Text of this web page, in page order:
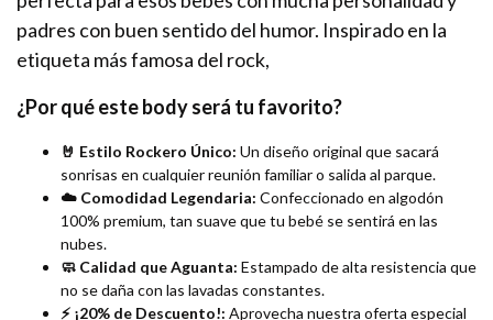
padres con buen sentido del humor. Inspirado en la
etiqueta más famosa del rock,
¿Por qué este body será tu favorito?
🤘 Estilo Rockero Único: Un diseño original que sacará
sonrisas en cualquier reunión familiar o salida al parque.
☁️ Comodidad Legendaria: Confeccionado en algodón
100% premium, tan suave que tu bebé se sentirá en las
nubes.
🧼 Calidad que Aguanta: Estampado de alta resistencia que
no se daña con las lavadas constantes.
⚡ ¡20% de Descuento!: Aprovecha nuestra oferta especial